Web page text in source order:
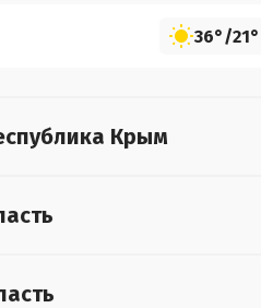
36°/21°
Крым